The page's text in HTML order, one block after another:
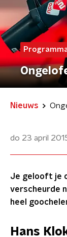
Nieuws
do 23 april
Je gelooft je
verscheurde
heel
Hans